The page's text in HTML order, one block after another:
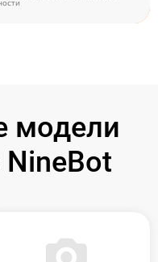
модели